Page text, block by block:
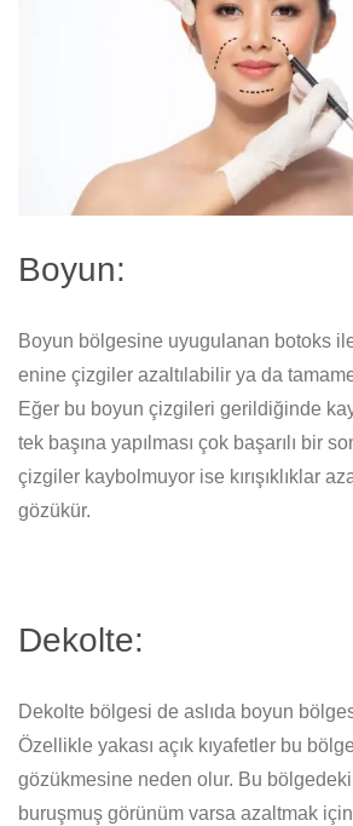
Boyun:
Boyun bölgesine uyugulanan botoks
enine çizgiler azaltılabilir ya da
Eğer bu boyun çizgileri gerildiğinde
tek başına yapılması çok başarılı bir
çizgiler kaybolmuyor ise kırışıklıklar
gözükür.
Dekolte:
Dekolte bölgesi de aslıda boyun
Özellikle yakası açık kıyafetler bu
gözükmesine neden olur. Bu bölgedeki
buruşmuş görünüm varsa azaltmak